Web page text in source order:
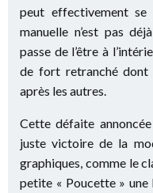
peut effectivement
manuelle n’est pas
passe de l’être à
de fort retranché dont
après les autres.
Cette défaite
juste victoire de la
graphiques, comme le
petite « Poucette »